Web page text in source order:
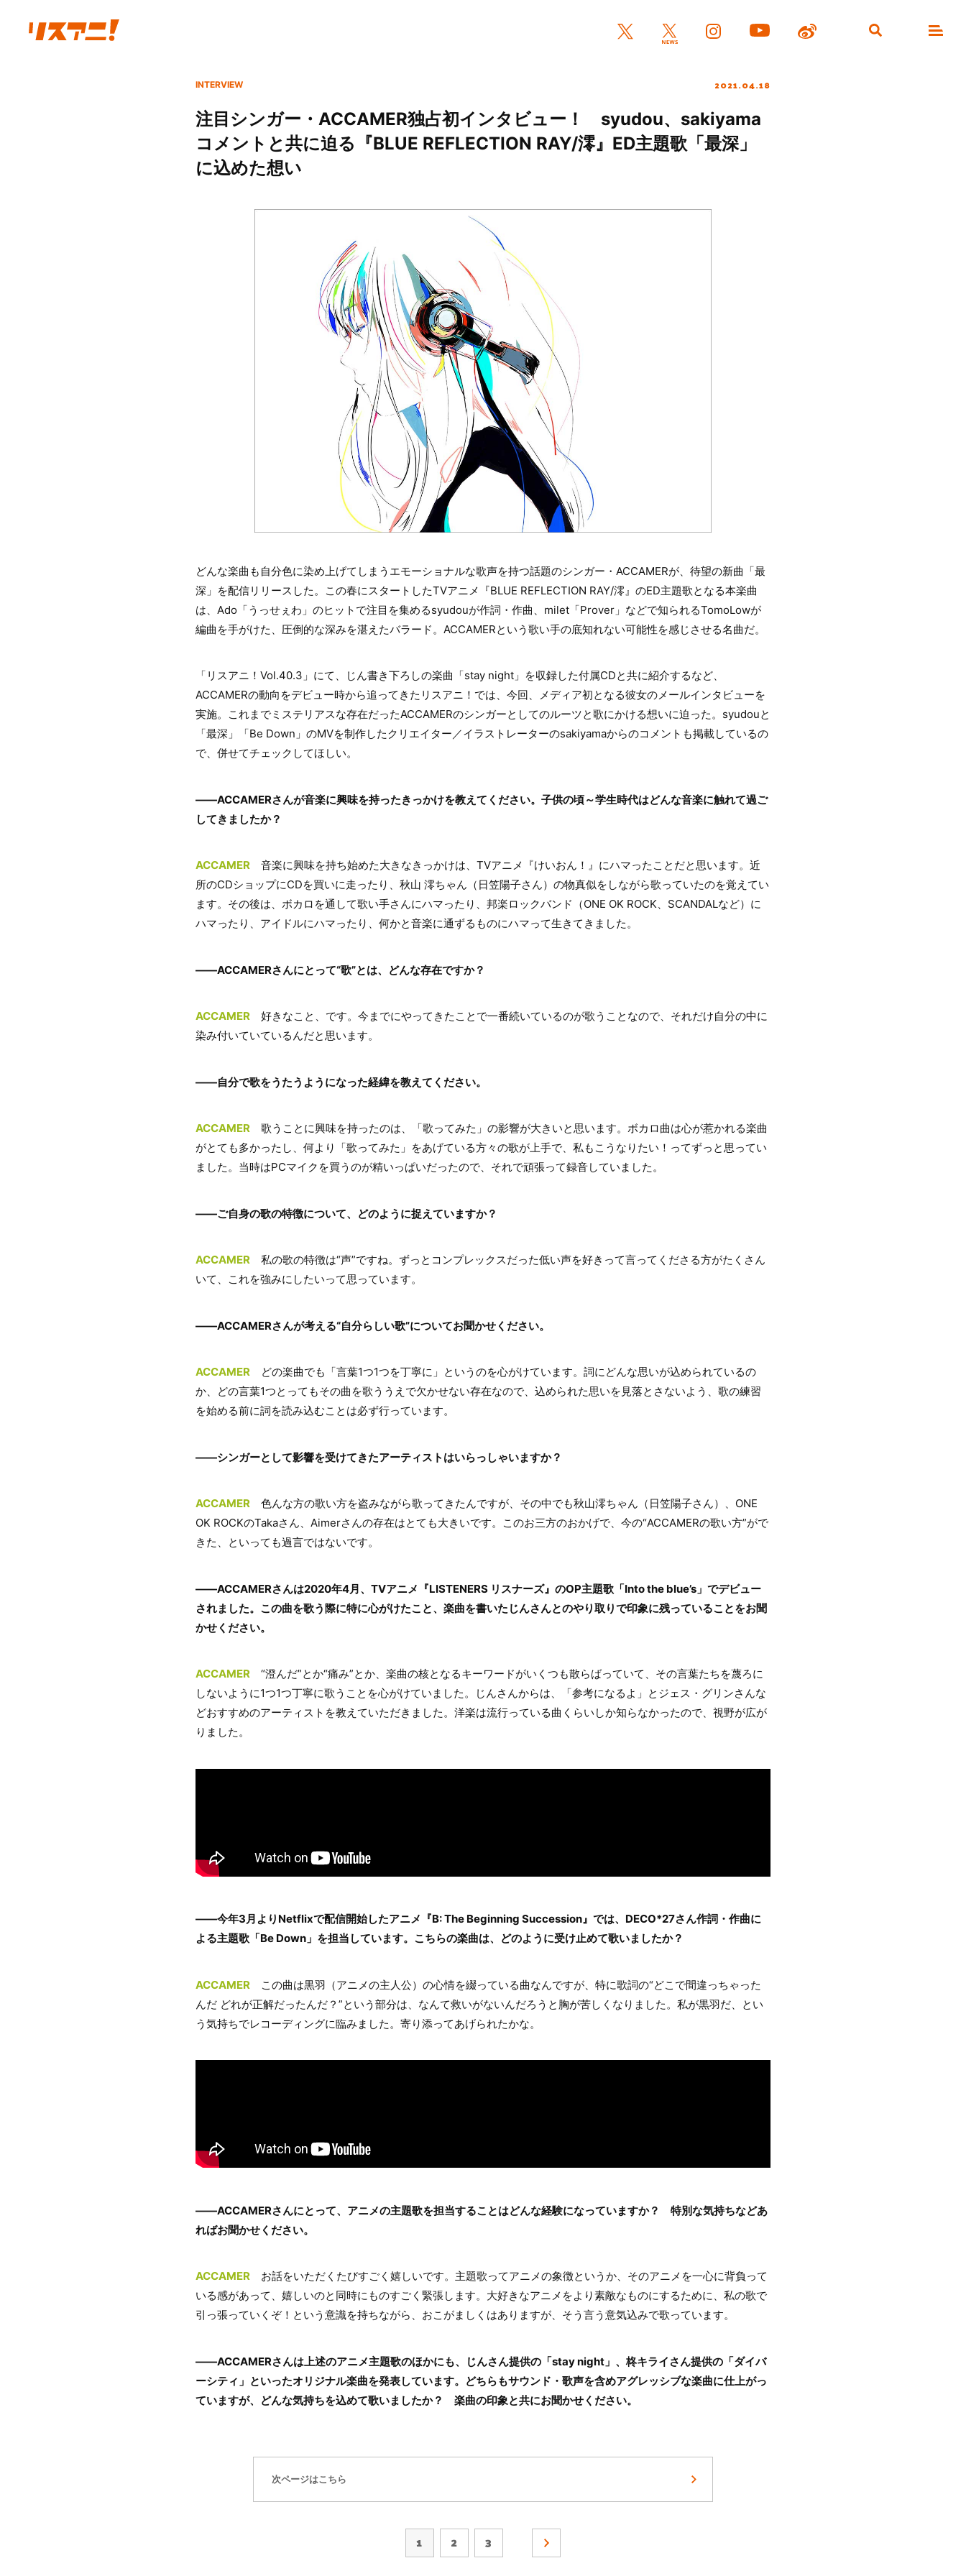
INTERVIEW 2021.04.18
注目シンガー・ACCAMER独占初インタビュー！ syudou、sakiyama
コメントと共に迫る『BLUE REFLECTION RAY/澪』ED主題歌「最深」
に込めた想い
どんな楽曲も自分色に染め上げてしまうエモーショナルな歌声を持つ話題のシンガー・ACCAMERが、待望の新曲「最
深」を配信リリースした。この春にスタートしたTVアニメ『BLUE REFLECTION RAY/澪』のED主題歌となる本楽曲
は、Ado「うっせぇわ」のヒットで注目を集めるsyudouが作詞・作曲、milet「Prover」などで知られるTomoLowが
編曲を手がけた、圧倒的な深みを湛えたバラード。ACCAMERという歌い手の底知れない可能性を感じさせる名曲だ。
「リスアニ！Vol.40.3」にて、じん書き下ろしの楽曲「stay night」を収録した付属CDと共に紹介するなど、
ACCAMERの動向をデビュー時から追ってきたリスアニ！では、今回、メディア初となる彼女のメールインタビューを
実施。これまでミステリアスな存在だったACCAMERのシンガーとしてのルーツと歌にかける想いに迫った。syudouと
「最深」「Be Down」のMVを制作したクリエイター／イラストレーターのsakiyamaからのコメントも掲載しているの
で、併せてチェックしてほしい。
――ACCAMERさんが音楽に興味を持ったきっかけを教えてください。子供の頃～学生時代はどんな音楽に触れて過ご
してきましたか？
ACCAMER 音楽に興味を持ち始めた大きなきっかけは、TVアニメ『けいおん！』にハマったことだと思います。近
所のCDショップにCDを買いに走ったり、秋山 澪ちゃん（日笠陽子さん）の物真似をしながら歌っていたのを覚えてい
ます。その後は、ボカロを通して歌い手さんにハマったり、邦楽ロックバンド（ONE OK ROCK、SCANDALなど）に
ハマったり、アイドルにハマったり、何かと音楽に通ずるものにハマって生きてきました。
――ACCAMERさんにとって“歌”とは、どんな存在ですか？
ACCAMER 好きなこと、です。今までにやってきたことで一番続いているのが歌うことなので、それだけ自分の中に
染み付いていているんだと思います。
――自分で歌をうたうようになった経緯を教えてください。
ACCAMER 歌うことに興味を持ったのは、「歌ってみた」の影響が大きいと思います。ボカロ曲は心が惹かれる楽曲
がとても多かったし、何より「歌ってみた」をあげている方々の歌が上手で、私もこうなりたい！ってずっと思ってい
ました。当時はPCマイクを買うのが精いっぱいだったので、それで頑張って録音していました。
――ご自身の歌の特徴について、どのように捉えていますか？
ACCAMER 私の歌の特徴は“声”ですね。ずっとコンプレックスだった低い声を好きって言ってくださる方がたくさん
いて、これを強みにしたいって思っています。
――ACCAMERさんが考える“自分らしい歌”についてお聞かせください。
ACCAMER どの楽曲でも「言葉1つ1つを丁寧に」というのを心がけています。詞にどんな思いが込められているの
か、どの言葉1つとってもその曲を歌ううえで欠かせない存在なので、込められた思いを見落とさないよう、歌の練習
を始める前に詞を読み込むことは必ず行っています。
――シンガーとして影響を受けてきたアーティストはいらっしゃいますか？
ACCAMER 色んな方の歌い方を盗みながら歌ってきたんですが、その中でも秋山澪ちゃん（日笠陽子さん）、ONE
OK ROCKのTakaさん、Aimerさんの存在はとても大きいです。このお三方のおかげで、今の“ACCAMERの歌い方”がで
きた、といっても過言ではないです。
――ACCAMERさんは2020年4月、TVアニメ『LISTENERS リスナーズ』のOP主題歌「Into the blue’s」でデビュー
されました。この曲を歌う際に特に心がけたこと、楽曲を書いたじんさんとのやり取りで印象に残っていることをお聞
かせください。
ACCAMER “澄んだ”とか“痛み”とか、楽曲の核となるキーワードがいくつも散らばっていて、その言葉たちを蔑ろに
しないように1つ1つ丁寧に歌うことを心がけていました。じんさんからは、「参考になるよ」とジェス・グリンさんな
どおすすめのアーティストを教えていただきました。洋楽は流行っている曲くらいしか知らなかったので、視野が広が
りました。
――今年3月よりNetflixで配信開始したアニメ『B: The Beginning Succession』では、DECO*27さん作詞・作曲に
よる主題歌「Be Down」を担当しています。こちらの楽曲は、どのように受け止めて歌いましたか？
ACCAMER この曲は黒羽（アニメの主人公）の心情を綴っている曲なんですが、特に歌詞の“どこで間違っちゃった
んだ どれが正解だったんだ？”という部分は、なんて救いがないんだろうと胸が苦しくなりました。私が黒羽だ、とい
う気持ちでレコーディングに臨みました。寄り添ってあげられたかな。
――ACCAMERさんにとって、アニメの主題歌を担当することはどんな経験になっていますか？ 特別な気持ちなどあ
ればお聞かせください。
ACCAMER お話をいただくたびすごく嬉しいです。主題歌ってアニメの象徴というか、そのアニメを一心に背負って
いる感があって、嬉しいのと同時にものすごく緊張します。大好きなアニメをより素敵なものにするために、私の歌で
引っ張っていくぞ！という意識を持ちながら、おこがましくはありますが、そう言う意気込みで歌っています。
――ACCAMERさんは上述のアニメ主題歌のほかにも、じんさん提供の「stay night」、柊キライさん提供の「ダイバ
ーシティ」といったオリジナル楽曲を発表しています。どちらもサウンド・歌声を含めアグレッシブな楽曲に仕上がっ
ていますが、どんな気持ちを込めて歌いましたか？ 楽曲の印象と共にお聞かせください。
次ページはこちら
1 2 3